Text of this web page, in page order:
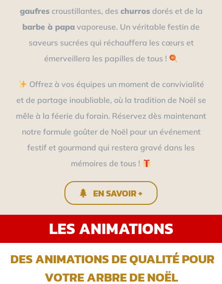
gaufrescroustillantes, des churrosdorés et de la
barbe à papa vaporeuse. Un véritable festin de
saveurs sucrées qui réchauffera les cœurs et
émerveillera les papilles de tous !
Offrez à vos équipes un moment de convivialité
et de partage inoubliable, où la tradition de Noël se
mêle à la féerie du forain. Réservez dès maintenant
notre formule goûter de Noël pour un événement
festif et gourmand qui restera gravé dans les
mémoires de tous !
EN SAVOIR +
LES ANIMATIONS
DES ANIMATIONS DE QUALITÉ POUR
VOTRE ARBRE DE NOËL